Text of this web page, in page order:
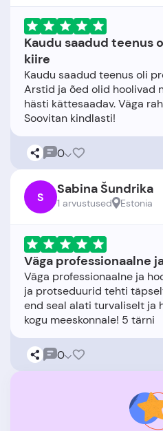
Kaudu saadud teenus
kiire
Kaudu saadud teenus oli
Arstid ja õed olid hoolivad
hästi kättesaadav. Väga
0
S Sabina Šundrika
1 arvustused Estonia
Väga professionaalne
Väga professionaalne ja
ja protseduurid tehti
end seal alati turvaliselt ja
0